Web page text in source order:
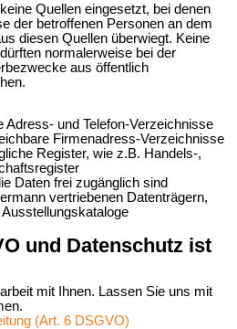
Quellen eingesetzt, bei denen
der betroffenen Personen an dem
diesen Quellen überwiegt. Keine
normalerweise bei der
aus öffentlich
Adress- und Telefon‐Verzeichnisse
Firmenadress-Verzeichnisse
Register, wie z.B. Handels-,
Daten frei zugänglich sind
vertriebenen Datenträgern,
und Datenschutz ist
mit Ihnen. Lassen Sie uns mit
(Art. 6 DSGVO)